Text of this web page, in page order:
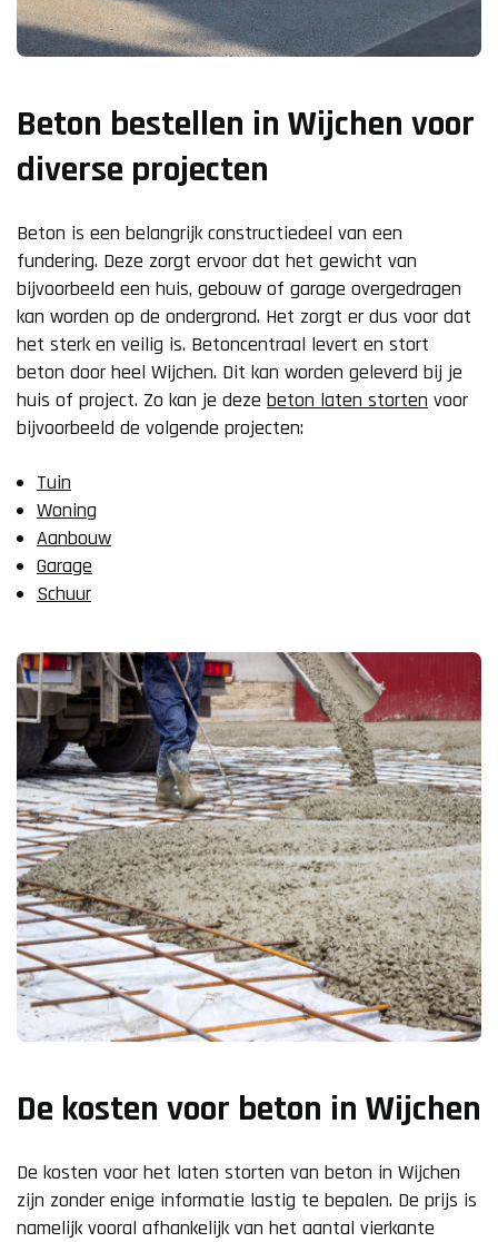
Beton bestellen in Wijchen voor
diverse projecten
Beton is een belangrijk constructiedeel van een
fundering. Deze zorgt ervoor dat het gewicht van
bijvoorbeeld een huis, gebouw of garage overgedragen
kan worden op de ondergrond. Het zorgt er dus voor dat
het sterk en veilig is. Betoncentraal levert en stort
beton door heel Wijchen. Dit kan worden geleverd bij je
huis of project. Zo kan je deze beton laten storten voor
bijvoorbeeld de volgende projecten:
Tuin
Woning
Aanbouw
Garage
Schuur
De kosten voor beton in Wijchen
De kosten voor het laten storten van beton in Wijchen
zijn zonder enige informatie lastig te bepalen. De prijs is
namelijk vooral afhankelijk van het aantal vierkante